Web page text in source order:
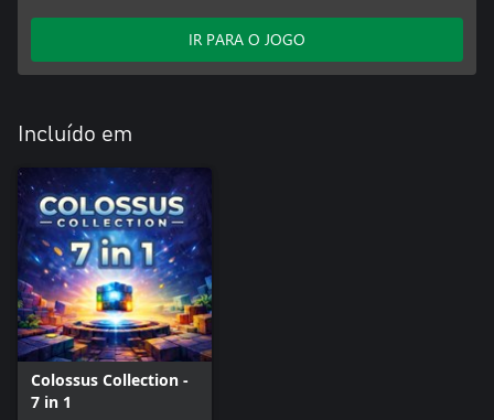
IR PARA O JOGO
Incluído em
Colossus Collection -
7 in 1